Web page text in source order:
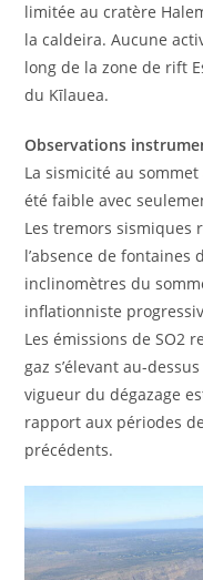
limitée au cratère
la caldeira. Aucune
long de la zone de rift
du Kīlauea.
Observations
La sismicité au
été faible avec
Les tremors sismiques
l’absence de fontaines
inclinomètres du
inflationniste
Les émissions de SO2
gaz s’élevant au-
vigueur du dégazage
rapport aux périodes
précédents.